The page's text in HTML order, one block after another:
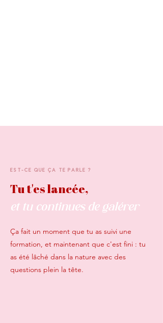
EST-CE QUE ÇA TE PARLE ?
Tu t'es lancée,
et tu continues de galérer
Ça fait un moment que tu as suivi une
formation, et maintenant que c'est fini : tu
as été lâché dans la nature avec des
questions plein la tête.